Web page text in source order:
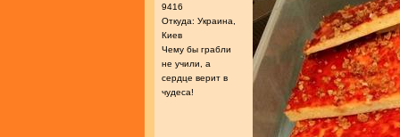
9416
Откуда: Украина,
Киев
Чему бы грабли
не учили, а
сердце верит в
чудеса!